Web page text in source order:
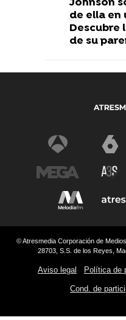
de ella en
Descubre
de su
© Atresmedia Corporación de
28703, S.S. de los Reyes,
Aviso legal Política de
Cond. de